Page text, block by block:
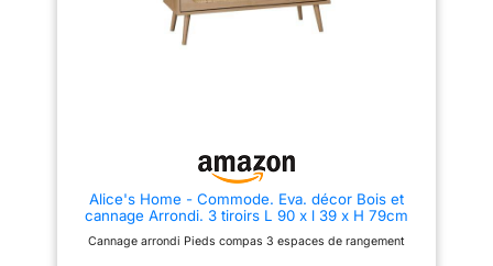
Alice's Home - Commode. Eva. décor Bois et
cannage Arrondi. 3 tiroirs L 90 x l 39 x H 79cm
Cannage arrondi Pieds compas 3 espaces de rangement